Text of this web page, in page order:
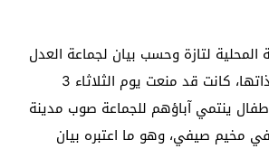
لتازة وحسب بيان لجماعة العدل
والإحسان بالمدينة ذاتها، كانت قد منعت يوم الثلاثاء 3
ينتمي آباؤهم للجماعة صوب مدينة
مخيم صيفي، وهو ما اعتبره بيان